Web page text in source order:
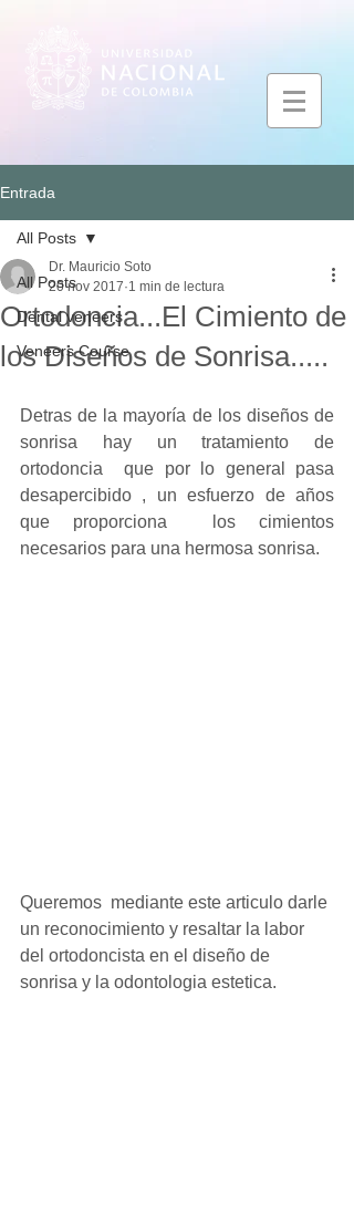
Entrada
All Posts
Dental veneers
Veneers Course
All Posts
Ortodoncia...El Cimiento de
los Diseños de Sonrisa.....
Dr. Mauricio Soto
20 nov 2017 1 min de lectura
Detras de la mayoría de los diseños de
sonrisa hay un tratamiento de
ortodoncia  que por lo general pasa
desapercibido , un esfuerzo de años
que proporciona  los cimientos
necesarios para una hermosa sonrisa.
Queremos  mediante este articulo darle
un reconocimiento y resaltar la labor
del ortodoncista en el diseño de
sonrisa y la odontologia estetica.